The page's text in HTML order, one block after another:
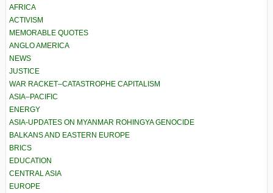
AFRICA
ACTIVISM
MEMORABLE QUOTES
ANGLO AMERICA
NEWS
JUSTICE
WAR RACKET–CATASTROPHE CAPITALISM
ASIA–PACIFIC
ENERGY
ASIA-UPDATES ON MYANMAR ROHINGYA GENOCIDE
BALKANS AND EASTERN EUROPE
BRICS
EDUCATION
CENTRAL ASIA
EUROPE